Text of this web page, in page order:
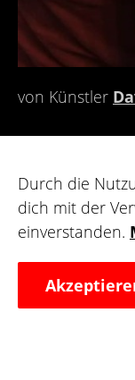
Durch die
dich mit der
einverstanden.
von Künstler
Oriental
Chinesische
Style fallen